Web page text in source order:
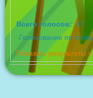
Всего голосов:: 47
Голосование по
Показать результаты »